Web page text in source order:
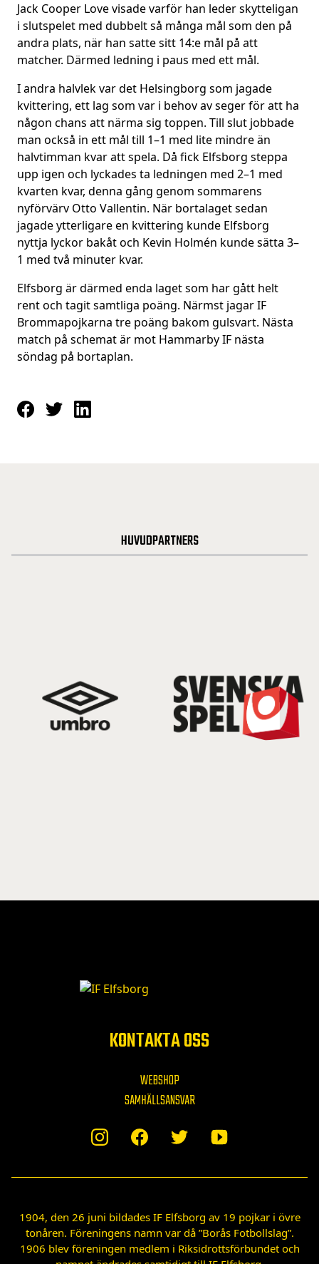
Jack Cooper Love visade varför han leder skytteligan
i slutspelet med dubbelt så många mål som den på
andra plats, när han satte sitt 14:e mål på att
matcher. Därmed ledning i paus med ett mål.
I andra halvlek var det Helsingborg som jagade
kvittering, ett lag som var i behov av seger för att ha
någon chans att närma sig toppen. Till slut jobbade
man också in ett mål till 1–1 med lite mindre än
halvtimman kvar att spela. Då fick Elfsborg steppa
upp igen och lyckades ta ledningen med 2–1 med
kvarten kvar, denna gång genom sommarens
nyförvärv Otto Vallentin. När bortalaget sedan
jagade ytterligare en kvittering kunde Elfsborg
nyttja lyckor bakåt och Kevin Holmén kunde sätta 3–
1 med två minuter kvar.
Elfsborg är därmed enda laget som har gått helt
rent och tagit samtliga poäng. Närmst jagar IF
Brommapojkarna tre poäng bakom gulsvart. Nästa
match på schemat är mot Hammarby IF nästa
söndag på bortaplan.
HUVUDPARTNERS
KONTAKTA OSS
WEBSHOP
SAMHÄLLSANSVAR
1904, den 26 juni bildades IF Elfsborg av 19 pojkar i övre
tonåren. Föreningens namn var då ”Borås Fotbollslag”.
1906 blev föreningen medlem i Riksidrottsförbundet och